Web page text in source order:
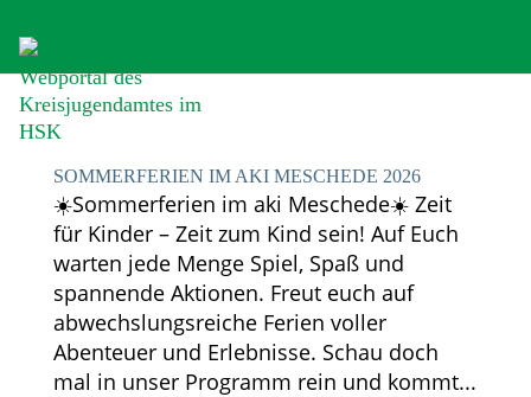
SOMMERFERIEN IM AKI MESCHEDE 2026
☀️Sommerferien im aki Meschede☀️ Zeit
für Kinder – Zeit zum Kind sein! Auf Euch
warten jede Menge Spiel, Spaß und
spannende Aktionen. Freut euch auf
abwechslungsreiche Ferien voller
Abenteuer und Erlebnisse. Schau doch
mal in unser Programm rein und kommt...